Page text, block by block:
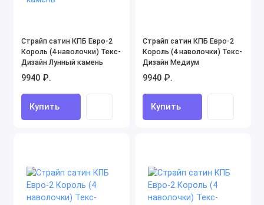
Страйп сатин КПБ Евро-2
Король (4 наволочки) Текс-
Дизайн Лунный камень
9940 ₽.
Купить
Страйп сатин КПБ Евро-2
Король (4 наволочки) Текс-
Дизайн Медиум
9940 ₽.
Купить